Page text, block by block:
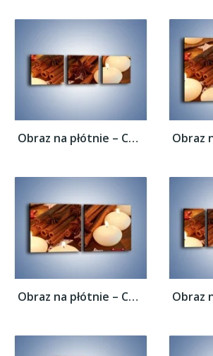
Obraz na płótnie – Cynamonowe szaleństwa...
Obraz na płótnie – Cynamonowe szaleństwa...